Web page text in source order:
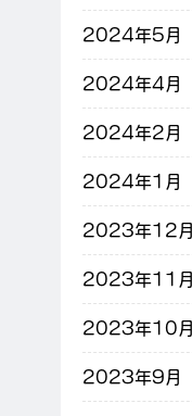
2024年5月
2024年4月
2024年2月
2024年1月
2023年12月
2023年11月
2023年10月
2023年9月